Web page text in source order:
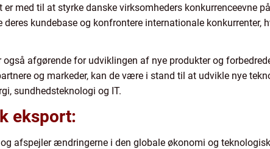
med til at styrke danske virksomheders konkurrenceevne
kundebase og konfrontere internationale konkurrenter,
afgørende for udviklingen af nye produkter og
og markeder, kan de være i stand til at udvikle nye
sundhedsteknologi og IT.
eksport:
afspejler ændringerne i den globale økonomi og